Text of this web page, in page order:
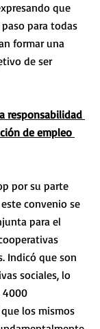
que
para todas
formar una
de ser
responsabilidad
de empleo
por su parte
convenio se
para el
Indicó que son
sociales, lo
4000
los mismos